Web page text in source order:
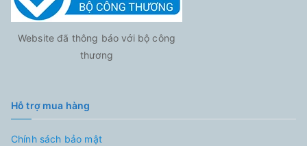
Website đã thông báo với bộ công
thương
Hỗ trợ mua hàng
Chính sách bảo mật